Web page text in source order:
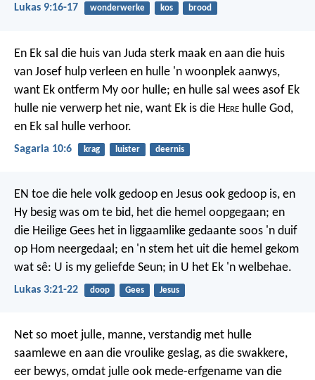
Lukas 9:16-17 wonderwerke kos brood
En Ek sal die huis van Juda sterk maak en aan die huis
van Josef hulp verleen en hulle 'n woonplek aanwys,
want Ek ontferm My oor hulle; en hulle sal wees asof Ek
hulle nie verwerp het nie, want Ek is die Here hulle God,
en Ek sal hulle verhoor.
Sagaria 10:6 krag luister deernis
EN toe die hele volk gedoop en Jesus ook gedoop is, en
Hy besig was om te bid, het die hemel oopgegaan; en
die Heilige Gees het in liggaamlike gedaante soos 'n duif
op Hom neergedaal; en 'n stem het uit die hemel gekom
wat sê: U is my geliefde Seun; in U het Ek 'n welbehae.
Lukas 3:21-22 doop Gees Jesus
Net so moet julle, manne, verstandig met hulle
saamlewe en aan die vroulike geslag, as die swakkere,
eer bewys, omdat julle ook mede-erfgename van die